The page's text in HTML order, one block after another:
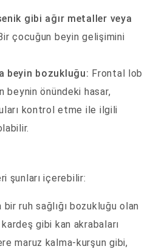
gibi ağır metaller veya
çocuğun beyin gelişimini
beyin bozukluğu: Frontal lob
beynin önündeki hasar,
kontrol etme ile ilgili
şunları içerebilir:
ruh sağlığı bozukluğu olan
gibi kan akrabaları
maruz kalma-kurşun gibi,